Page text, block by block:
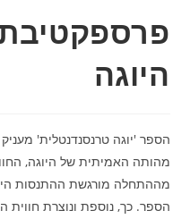
היוגה
הספר 'יוגה טרנסנדנטלית'
מהותה האמיתית של היוגה,
מההתחלה מורגשת ההתנסות
הספר. כך, נוספת ונוצרת